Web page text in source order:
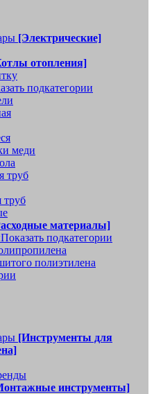
[Электрические]
отопления]
подкатегории
меди
труб
труб
материалы]
Показать подкатегории
полиэтилена
[Инструменты для
инструменты]